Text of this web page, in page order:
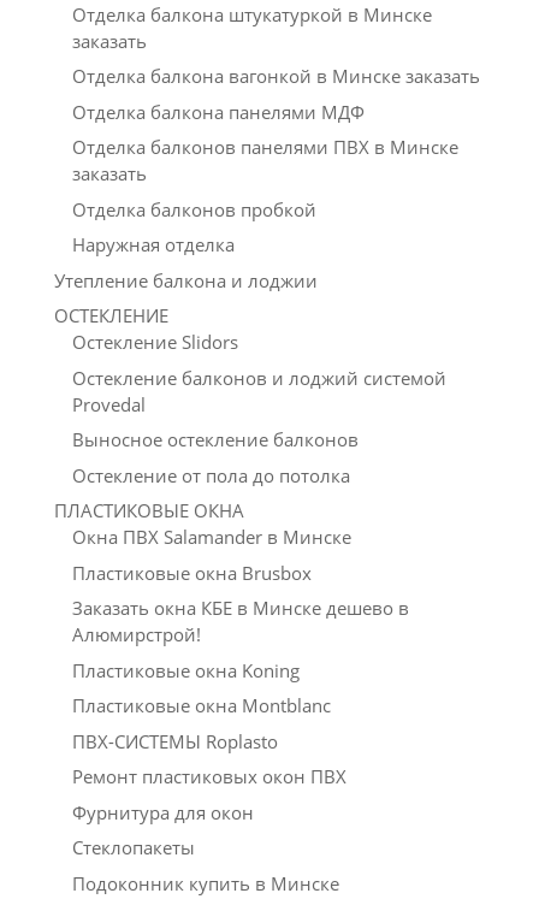
Отделка балкона штукатуркой в Минске
заказать
Отделка балкона вагонкой в Минске заказать
Отделка балкона панелями МДФ
Отделка балконов панелями ПВХ в Минске
заказать
Отделка балконов пробкой
Наружная отделка
Утепление балкона и лоджии
ОСТЕКЛЕНИЕ
Остекление Slidors
Остекление балконов и лоджий системой
Provedal
Выносное остекление балконов
Остекление от пола до потолка
ПЛАСТИКОВЫЕ ОКНА
Окна ПВХ Salamander в Минске
Пластиковые окна Brusbox
Заказать окна КБЕ в Минске дешево в
Алюмирстрой!
Пластиковые окна Koning
Пластиковые окна Montblanc
ПВХ-СИСТЕМЫ Roplasto
Ремонт пластиковых окон ПВХ
Фурнитура для окон
Стеклопакеты
Подоконник купить в Минске